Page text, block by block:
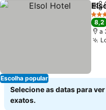
Escolha popular
3
8,2
a
Selecione as datas para
exatos.